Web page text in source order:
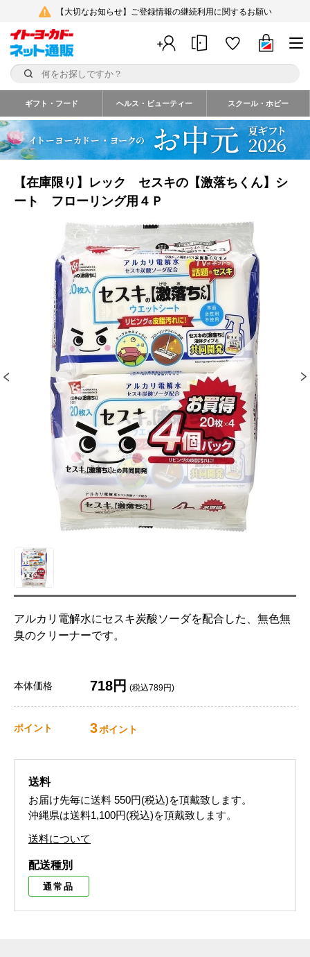
【大切なお知らせ】ご登録情報の継続利用に関するお願い
ギフト・フード ヘルス・ビューティー スクール・ホビー
【在庫限り】レック セスキの【激落ちくん】シ
ート フローリング用４Ｐ
アルカリ電解水にセスキ炭酸ソーダを配合した、無色無
臭のクリーナーです。
本体価格 718円 (税込789円)
ポイント 3ポイント
送料
お届け先毎に送料 550円(税込)を頂戴致します。
沖縄県は送料1,100円(税込)を頂戴致します。
送料について
配送種別
通常品